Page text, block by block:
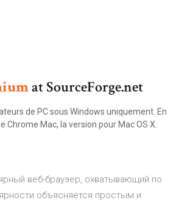
at SourceForge.net
de PC sous Windows uniquement. En
Mac, la version pour Mac OS X.
веб-браузер, охватывающий по
объясняется простым и